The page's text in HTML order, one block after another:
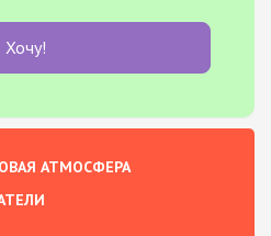
Хочу!
АТМОСФЕРА